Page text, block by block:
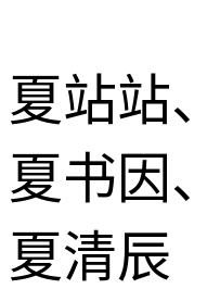
夏站站
夏书因
夏清辰